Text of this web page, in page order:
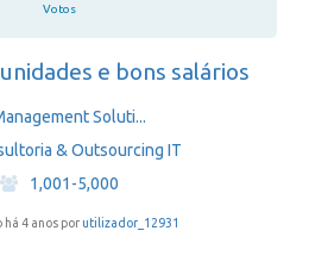
Votos
e bons salários
Soluti...
·
& Outsourcing IT
·
1,001-5,000
há 4 anos por utilizador_12931